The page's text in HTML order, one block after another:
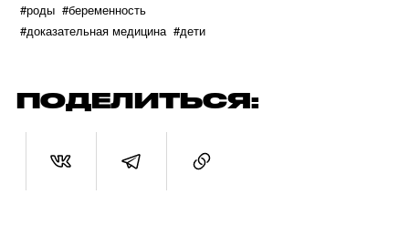
#роды #беременность
#доказательная медицина #дети
ПОДЕЛИТЬСЯ: